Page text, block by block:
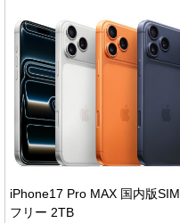
iPhone17 Pro MAX 国内版SIM
フリー 2TB